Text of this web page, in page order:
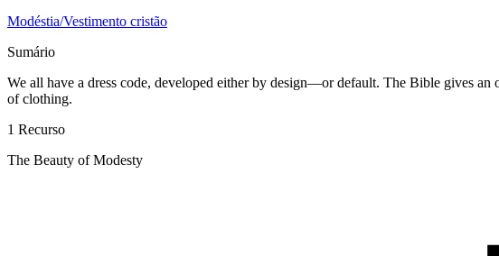
Modéstia/Vestimento cristão
Sumário
We all have a dress code, developed either by design—or default. The Bible gives
of clothing.
1 Recurso
The Beauty of Modesty